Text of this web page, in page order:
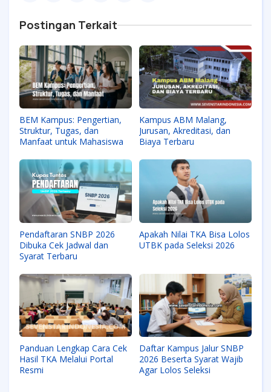
Postingan Terkait
BEM Kampus: Pengertian,
Struktur, Tugas, dan
Manfaat untuk Mahasiswa
Kampus ABM Malang,
Jurusan, Akreditasi, dan
Biaya Terbaru
Pendaftaran SNBP 2026
Dibuka Cek Jadwal dan
Syarat Terbaru
Apakah Nilai TKA Bisa Lolos
UTBK pada Seleksi 2026
Panduan Lengkap Cara Cek
Hasil TKA Melalui Portal
Resmi
Daftar Kampus Jalur SNBP
2026 Beserta Syarat Wajib
Agar Lolos Seleksi